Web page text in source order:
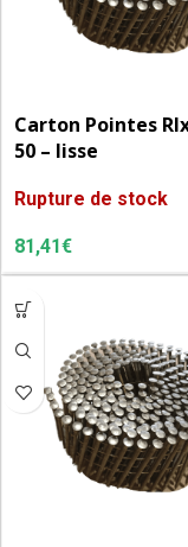
Carton Pointes
50 – lisse
Rupture de stock
81,41€